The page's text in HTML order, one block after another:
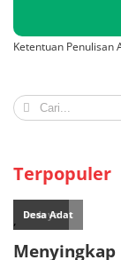
Ketentuan Penulisan
Search
for:
Terpopuler